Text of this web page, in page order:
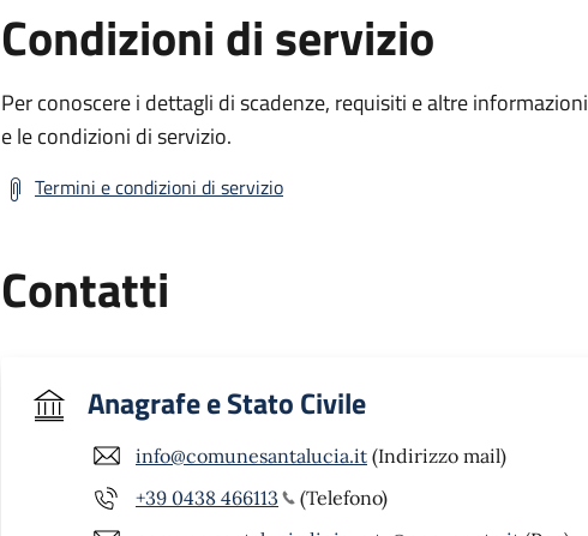
Condizioni di servizio
Per conoscere i dettagli di scadenze, requisiti e altre
e le condizioni di servizio.
Termini e condizioni di servizio
Contatti
Anagrafe e Stato Civile
info@comunesantalucia.it (Indirizzo mail)
+39 0438 466113
(Telefono)